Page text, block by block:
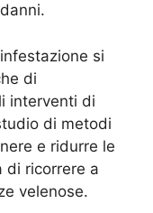
si
di
interventi di
di metodi
e ridurre le
di ricorrere a
velenose.